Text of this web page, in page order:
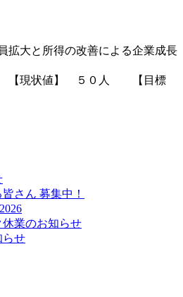
大と所得の改善による企業成長
現状値】 ５０人 【目標
さん 募集中！
業のお知らせ
らせ